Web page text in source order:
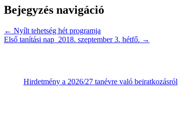
Bejegyzés navigáció
← Nyílt tehetség hét programja
Első tanítási nap 2018. szeptember 3. hétfő. →
Hirdetmény a 2026/27 tanévre való beiratkozásról